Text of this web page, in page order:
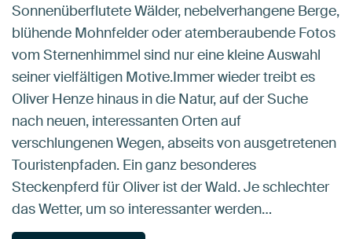
Sonnenüberflutete Wälder, nebelverhangene Berge,
blühende Mohnfelder oder atemberaubende Fotos
vom Sternenhimmel sind nur eine kleine Auswahl
seiner vielfältigen Motive.Immer wieder treibt es
Oliver Henze hinaus in die Natur, auf der Suche
nach neuen, interessanten Orten auf
verschlungenen Wegen, abseits von ausgetretenen
Touristenpfaden. Ein ganz besonderes
Steckenpferd für Oliver ist der Wald. Je schlechter
das Wetter, um so interessanter werden…